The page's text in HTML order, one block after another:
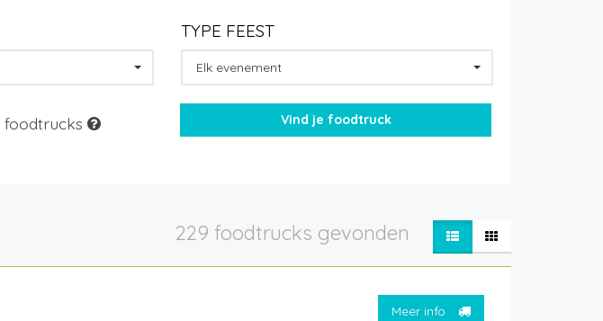
TYPE FEEST
Elk evenement
foodtrucks
229 foodtrucks gevonden
Meer info